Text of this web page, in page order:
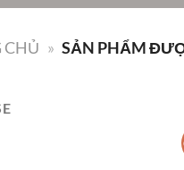
CHỦ » SẢN PHẨM